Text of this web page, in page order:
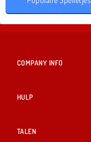
COMPANY INFO
HULP
TALEN